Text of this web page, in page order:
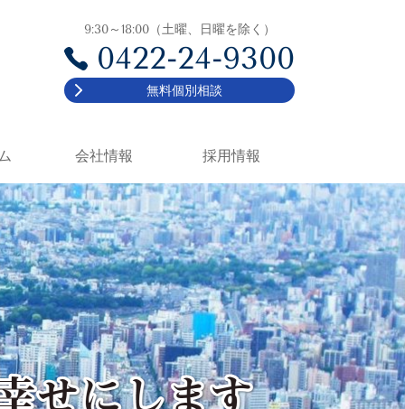
9:30～18:00（土曜、日曜を除く）
0422-24-9300
無料個別相談
会社情報 採用情報